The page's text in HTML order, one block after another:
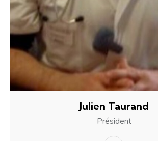
Julien Taurand
Président